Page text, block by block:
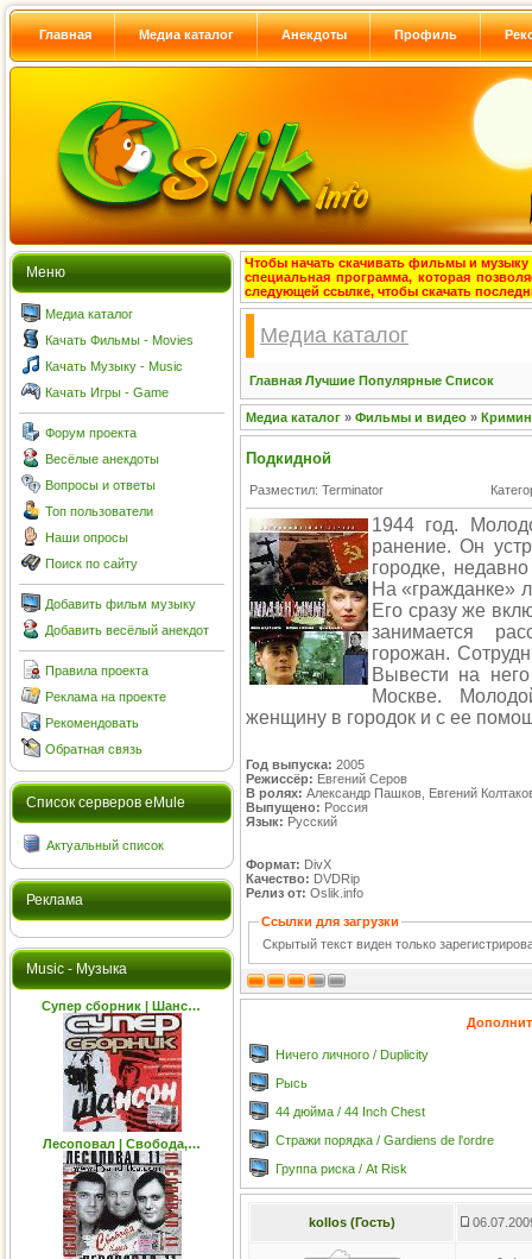
Главная Медиа каталог Анекдоты Профиль
Меню
Медиа каталог
Качать Фильмы - Movies
Качать Музыку - Music
Качать Игры - Game
Форум проекта
Весёлые анекдоты
Вопросы и ответы
Топ пользователи
Наши опросы
Поиск по сайту
Добавить фильм музыку
Добавить весёлый анекдот
Правила проекта
Реклама на проекте
Рекомендовать
Обратная связь
Cписок серверов eMule
Актуальный список
Реклама
Music - Музыка
Супер сборник | Шанс…
Лесоповал | Свобода,…
Чтобы начать скачивать фильмы и музыку
специальная программа, которая
следующей ссылке, чтобы скачать
Медиа каталог
Главная Лучшие Популярные Список
Медиа каталог » Фильмы и видео »
Подкидной
Разместил: Terminator
1944 год.
ранение. Он
городке,
На «гражданке»
Его сразу же
занимается
горожан.
Вывести на
Москве.
женщину в городок и с ее
Год выпуска: 2005
Режиссёр: Евгений Серов
В ролях: Александр Пашков, Евгений
Выпущено: Россия
Язык: Русский
Формат: DivX
Качество: DVDRip
Релиз от: Oslik.info
Ссылки для загрузки
Скрытый текст виден только
Ничего личного / Duplicity
Рысь
44 дюйма / 44 Inch Chest
Стражи порядка / Gardiens de l'ordre
Группа риска / At Risk
kollos (Гость)